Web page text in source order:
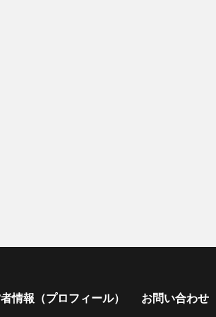
情報（プロフィール） お問い合わせ